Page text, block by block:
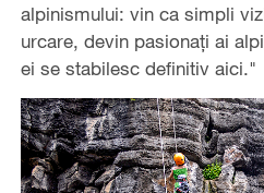
alpinismului: vin ca simpli
urcare, devin pasionați ai
ei se stabilesc definitiv aici."